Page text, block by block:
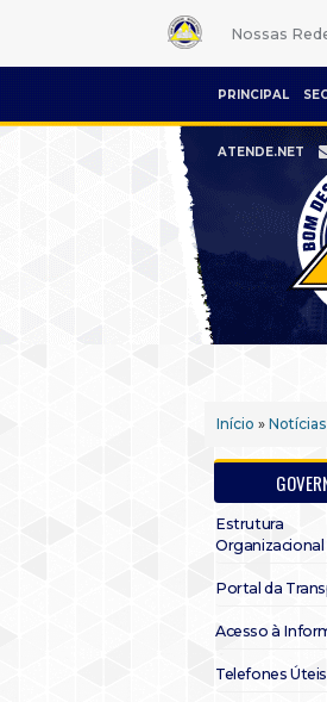
Nossas
PRINCIPAL
ATENDE.NET
Início » Notícias
Estrutura
Organizacional
Portal da
Acesso à
Telefones Úteis